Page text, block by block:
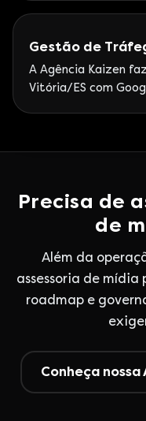
ROI.
Gestão de
A Agência Kaizen
Vitória/ES com
Precisa de
de
Além da
assessoria de
roadmap e
Conheça